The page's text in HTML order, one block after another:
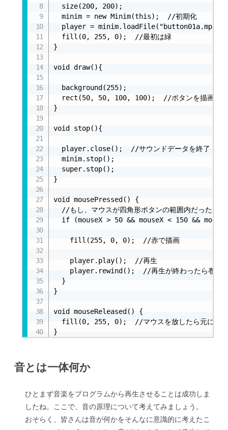
  size(200, 200);
  minim = new Minim(this);  //初期化
player =
  fill(0, 255, 0);  //最初は緑
}
void draw(){
  background(255);
  rect(50, 50, 100, 100);  //ボタンを描画
}
void stop(){
  player.close();  //サウンドデータを終了
  minim.stop();
  super.stop();
}
void mousePressed() {
  //もし、マウスが四角形ボタンの範囲内だったら、
if (mouseX > 50 && mouseX < 150 &&
    fill(255, 0, 0);  //赤で描画
    player.play();  //再生
player.rewind();  //再生が終わったら巻き
  }
}
void mouseReleased() {
fill(0, 255, 0);  //マウスを放したら元に戻
}
音とは一体何か
ひとまず音楽をプログラムから再生させることは成功しま
したね。ここで、音の原理について考えてみましょう。
おそらく、皆さんは音が何かをそんなに意識的に考えたこ